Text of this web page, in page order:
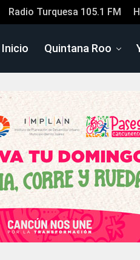
Radio Turquesa 105.1 FM
Inicio Quintana Roo